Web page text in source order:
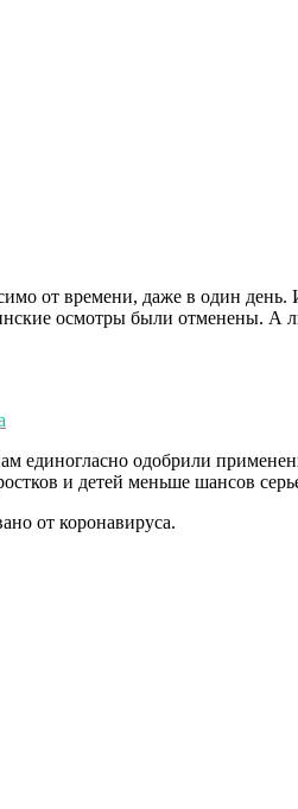
от времени, даже в один день.
осмотры были отменены. А
единогласно одобрили
и детей меньше шансов
от коронавируса.